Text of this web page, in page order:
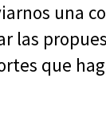
una
las
que